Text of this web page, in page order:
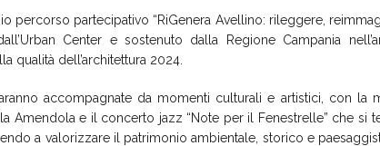
percorso partecipativo “RiGenera Avellino: rileggere,
Center e sostenuto dalla Regione Campania
qualità dell’architettura 2024.
accompagnate da momenti culturali e artistici, con la
Amendola e il concerto jazz “Note per il Fenestrelle” che si
a valorizzare il patrimonio ambientale, storico e